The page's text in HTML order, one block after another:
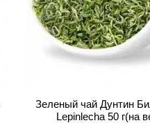
Зеленый чай Дунтин
Lepinlecha 50 г(на